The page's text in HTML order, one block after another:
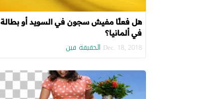
هل فعلًا مفيش سجون في السويد أو بطالة
في ألمانيا؟
Dec. 18, 2018 الحقيقة فين